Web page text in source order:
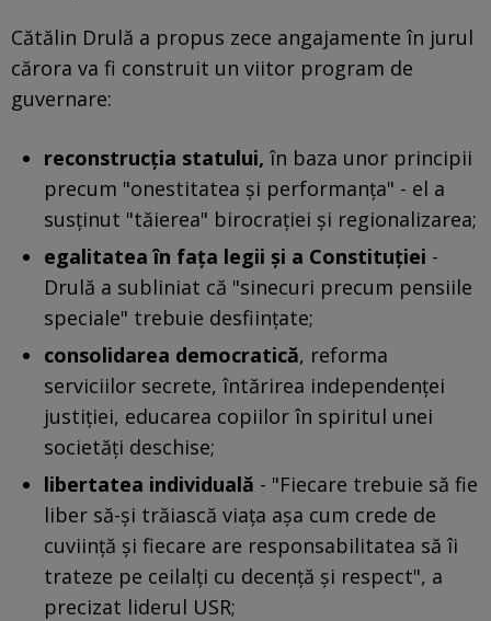
Cătălin Drulă a propus zece angajamente în jurul
cărora va fi construit un viitor program de
guvernare:
reconstrucţia statului, în baza unor principii
precum "onestitatea şi performanţa" - el a
susţinut "tăierea" birocraţiei şi regionalizarea;
egalitatea în faţa legii şi a Constituţiei -
Drulă a subliniat că "sinecuri precum pensiile
speciale" trebuie desfiinţate;
consolidarea democratică, reforma
serviciilor secrete, întărirea independenţei
justiţiei, educarea copiilor în spiritul unei
societăţi deschise;
libertatea individuală - "Fiecare trebuie să fie
liber să-şi trăiască viaţa aşa cum crede de
cuviinţă şi fiecare are responsabilitatea să îi
trateze pe ceilalţi cu decenţă şi respect", a
precizat liderul USR;